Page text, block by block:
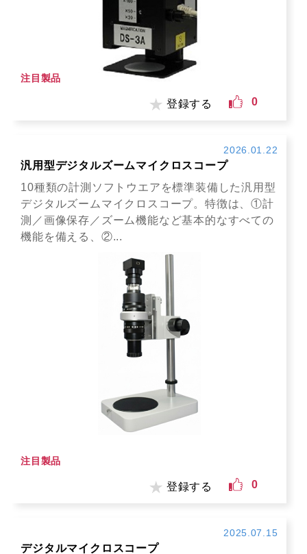
注目製品
登録する 0
2026.01.22
汎用型デジタルズームマイクロスコープ
10種類の計測ソフトウエアを標準装備した汎用型
デジタルズームマイクロスコープ。特徴は、①計
測／画像保存／ズーム機能など基本的なすべての
機能を備える、②...
注目製品
登録する 0
2025.07.15
デジタルマイクロスコープ